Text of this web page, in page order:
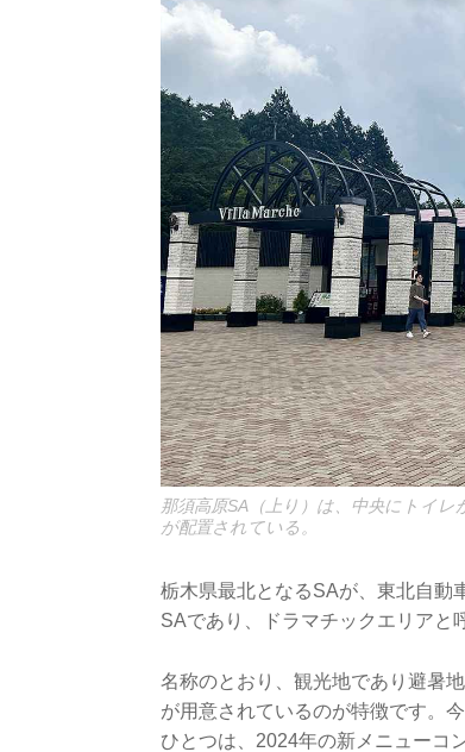
那須高原SA（上り）は、中央にトイ
が配置されている。
栃木県最北となるSAが、東北自動
SAであり、ドラマチックエリアと
名称のとおり、観光地であり避暑
が用意されているのが特徴です。
ひとつは、2024年の新メニューコ